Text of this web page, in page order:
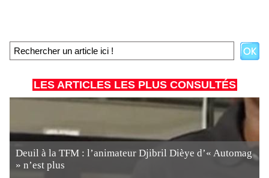
LES ARTICLES LES PLUS CONSULTÉS
Deuil à la TFM : l’animateur Djibril Dièye d’« Automag
» n’est plus